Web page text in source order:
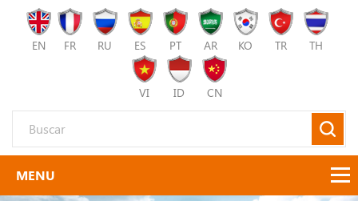
EN FR RU ES PT AR KO TR TH
VI ID CN